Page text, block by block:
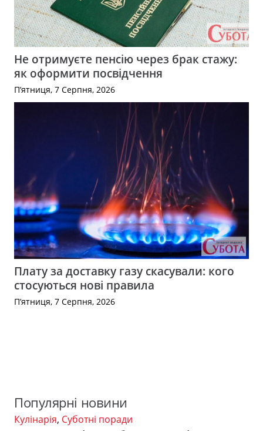
Не отримуєте пенсію через брак стажу:
як оформити посвідчення
П’ятниця, 7 Серпня, 2026
Плату за доставку газу скасували: кого
стосуються нові правила
П’ятниця, 7 Серпня, 2026
Популярні новини
Кулінарія, Суботні поради